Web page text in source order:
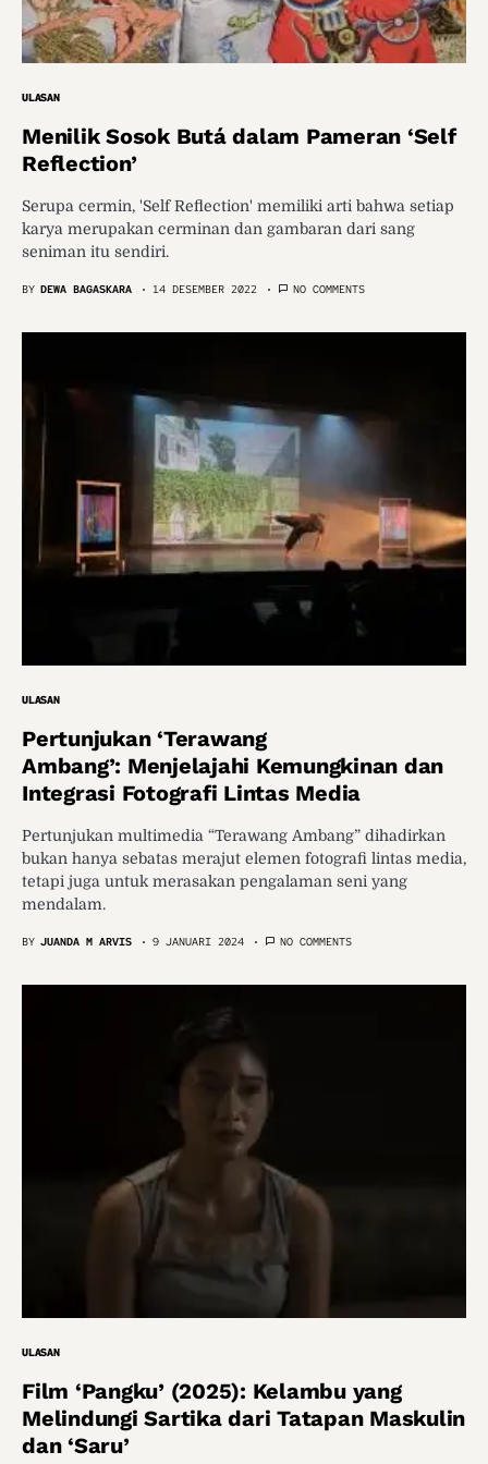
ULASAN
Menilik Sosok Butá dalam Pameran ‘Self
Reflection’
Serupa cermin, 'Self Reflection' memiliki arti bahwa setiap
karya merupakan cerminan dan gambaran dari sang
seniman itu sendiri.
BY DEWA BAGASKARA 14 DESEMBER 2022 NO COMMENTS
ULASAN
Pertunjukan ‘Terawang
Ambang’: Menjelajahi Kemungkinan dan
Integrasi Fotografi Lintas Media
Pertunjukan multimedia “Terawang Ambang” dihadirkan
bukan hanya sebatas merajut elemen fotografi lintas media,
tetapi juga untuk merasakan pengalaman seni yang
mendalam.
BY JUANDA M ARVIS 9 JANUARI 2024 NO COMMENTS
ULASAN
Film ‘Pangku’ (2025): Kelambu yang
Melindungi Sartika dari Tatapan Maskulin
dan ‘Saru’